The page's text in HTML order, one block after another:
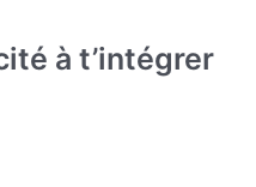
à t’intégrer